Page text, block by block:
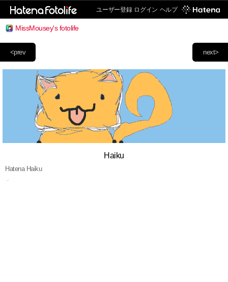
ユーザー登録 ログイン ヘルプ
MissMousey's fotolife
next>
<prev
Haiku
Hatena Haiku